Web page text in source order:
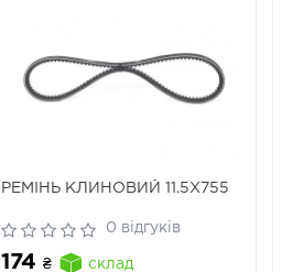
РЕМІНЬ КЛИНОВИЙ 11.5X755
0 відгуків
174 ₴
склад